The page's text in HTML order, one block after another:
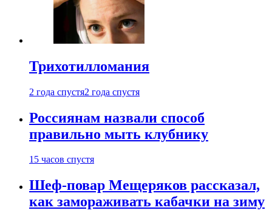
Трихотилломания
2 года спустя2 года спустя
Россиянам назвали способ
правильно мыть клубнику
15 часов спустя
Шеф-повар Мещеряков рассказал,
как замораживать кабачки на зиму